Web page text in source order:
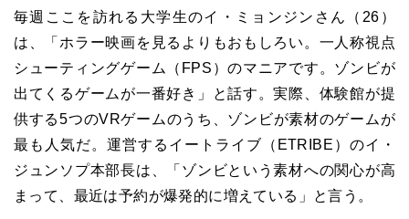
毎週ここを訪れる大学生のイ・ミョンジンさん（26）
は、「ホラー映画を見るよりもおもしろい。一人称視点
シューティングゲーム（FPS）のマニアです。ゾンビが
出てくるゲームが一番好き」と話す。実際、体験館が提
供する5つのVRゲームのうち、ゾンビが素材のゲームが
最も人気だ。運営するイートライブ（ETRIBE）のイ・
ジュンソプ本部長は、「ゾンビという素材への関心が高
まって、最近は予約が爆発的に増えている」と言う。